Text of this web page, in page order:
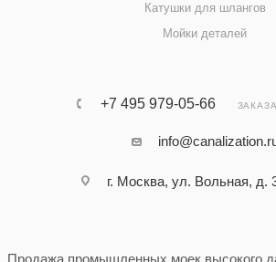
Катушки для шлангов
Мойки деталей
+7 495 979-05-66
г. Москва, ул. Вольная, д.
Продажа промышленных моек высокого